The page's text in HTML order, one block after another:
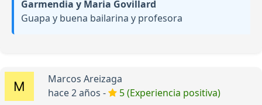
Garmendia y Maria Govillard
Guapa y buena bailarina y profesora
Marcos Areizaga
hace 2 años -
5 (Experiencia positiva)